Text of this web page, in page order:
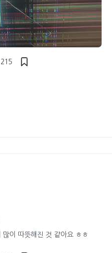
215
이 따뜻해진 것 같아요 ㅎㅎ